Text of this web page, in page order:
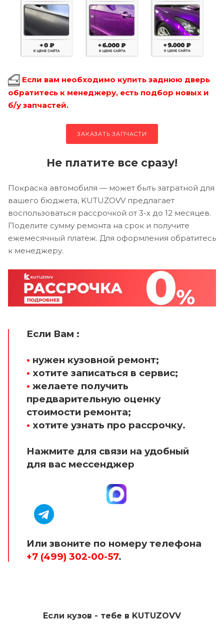
Если вам необходимо купить заднюю дверь
обратитесь к менеджеру, есть подбор новых и
б/у запчастей.
ЗАКАЗАТЬ ЗАПЧАСТИ
Не платите все сразу!
Покраска автомобиля — может быть затратной для
вашего бюджета, KUTUZOVV предлагает
воспользоваться рассрочкой от 3-х до 12 месяцев.
Поделите сумму ремонта на срок и получите
ежемесячный платеж. Для оформления обратитесь
к менеджеру.
Если Вам :
• нужен кузовной ремонт;
• хотите записаться в сервис;
• желаете получить
предварительную оценку
стоимости ремонта;
• хотите узнать про рассрочку.
Нажмите для связи на удобный
для вас мессенджер
Или звоните по номеру телефона
+7 (499) 302-00-57.
Если кузов - тебе в KUTUZOVV